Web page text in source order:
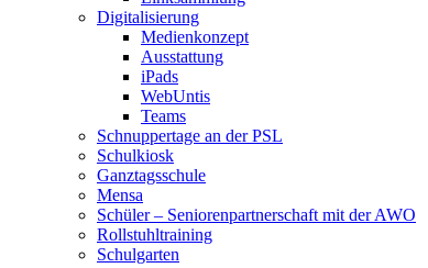
Digitalisierung
Medienkonzept
Ausstattung
iPads
WebUntis
Teams
Schnuppertage an der PSL
Schulkiosk
Ganztagsschule
Mensa
Schüler – Seniorenpartnerschaft mit der AWO
Rollstuhltraining
Schulgarten